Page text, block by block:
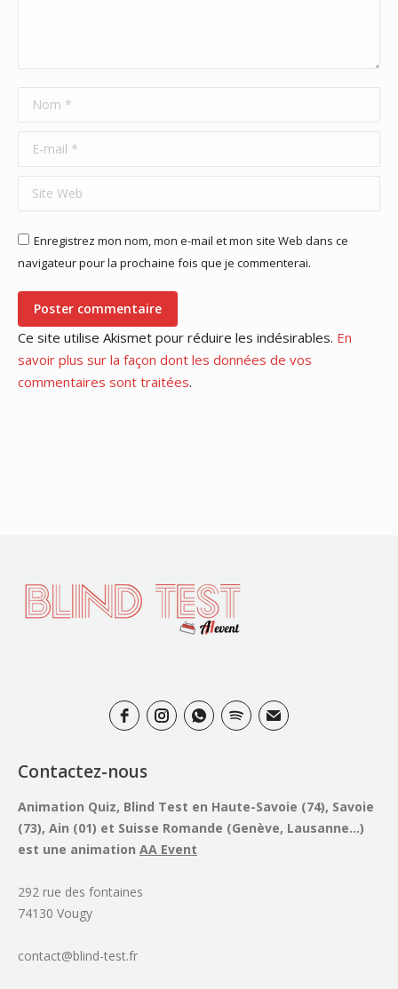
Nom *
E-mail *
Site Web
Enregistrez mon nom, mon e-mail et mon site Web dans ce
navigateur pour la prochaine fois que je commenterai.
Poster commentaire
Ce site utilise Akismet pour réduire les indésirables. En
savoir plus sur la façon dont les données de vos
commentaires sont traitées.
Contactez-nous
Animation Quiz, Blind Test en Haute-Savoie (74), Savoie
(73), Ain (01) et Suisse Romande (Genève, Lausanne...)
est une animation AA Event
292 rue des fontaines
74130 Vougy
contact@blind-test.fr